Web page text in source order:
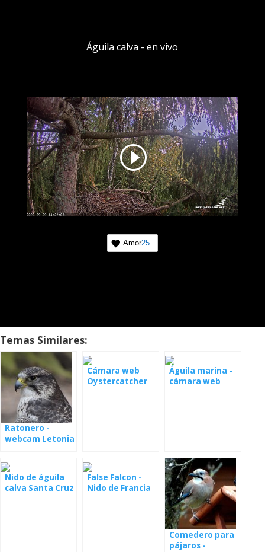
Águila calva - en vivo
Amor25
Temas Similares:
Ratonero -
webcam Letonia
Cámara web
Oystercatcher
Águila marina -
cámara web
Nido de águila
calva Santa Cruz
False Falcon -
Nido de Francia
Comedero para
pájaros -